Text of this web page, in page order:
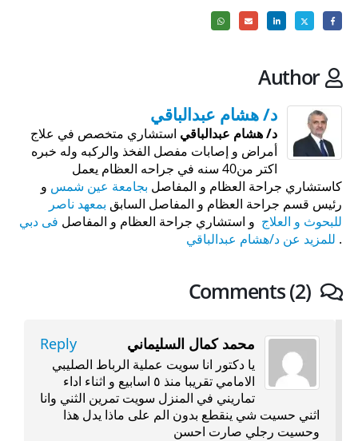
Author
د/ هشام عبدالباقي
د/ هشام عبدالباقي استشاري متخصص في علاج
أمراض و إصابات مفصل الفخذ والركبه وله خبره
اكتر من40 سنه في جراحه العظام يعمل
كاستشاري جراحة العظام و المفاصل بجامعة عين شمس و
رئيس قسم جراحة العظام و المفاصل السابق بمعهد ناصر
للبحوث و العلاج و استشاري جراحة العظام و المفاصل فى دبي
. للمزيد عن د/هشام عبدالباقي
Comments (2)
محمد كمال السليماني Reply
يا دكتور انا سويت عملية الرباط الصليبي
الامامي تقريبا منذ ٥ اسابيع و اثناء اداء
تماريني في المنزل سويت تمرين الثني وانا
اثني حسيت شي ينقطع بدون الم على ماذا يدل هذا
وحسيت رجلي صارت احسن